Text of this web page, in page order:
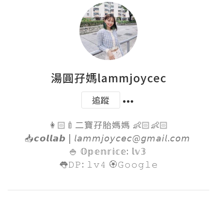
湯圓孖媽lammjoycec
追蹤
👩🏻‍🍼二寶孖胎媽媽 👶🏻👶🏻
📥𝙘𝙤𝙡𝙡𝙖𝙗 | 𝘭𝘢𝘮𝘮𝘫𝘰𝘺𝘤𝘦𝘤@𝘨𝘮𝘢𝘪𝘭.𝘤𝘰𝘮
🍚 𝕆𝕡𝕖𝕟𝕣𝕚𝕔𝕖: 𝕝𝕧𝟛
👅𝙳𝙿: 𝚕𝚟𝟺 🏵𝙶𝚘𝚘𝚐𝚕𝚎